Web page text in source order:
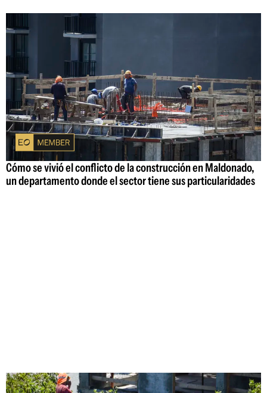
Cómo se vivió el conflicto de la construcción en Maldonado,
un departamento donde el sector tiene sus particularidades